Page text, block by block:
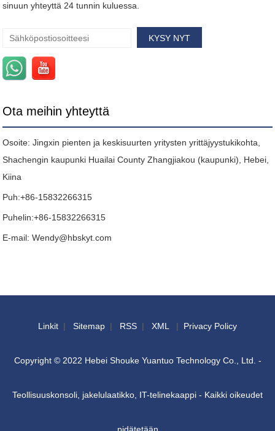
sinuun yhteyttä 24 tunnin kuluessa.
Ota meihin yhteyttä
Osoite: Jingxin pienten ja keskisuurten yritysten yrittäjyystukikohta,
Shachengin kaupunki Huailai County Zhangjiakou (kaupunki), Hebei,
Kiina
Puh:+86-15832266315
Puhelin:+86-15832266315
E-mail:Wendy@hbskyt.com
Linkit | Sitemap | RSS | XML | Privacy Policy
Copyright © 2022 Hebei Shouke Yuantuo Technology Co., Ltd. -
Teollisuuskonsoli, jakelulaatikko, IT-telinekaappi - Kaikki oikeudet
pidätetään